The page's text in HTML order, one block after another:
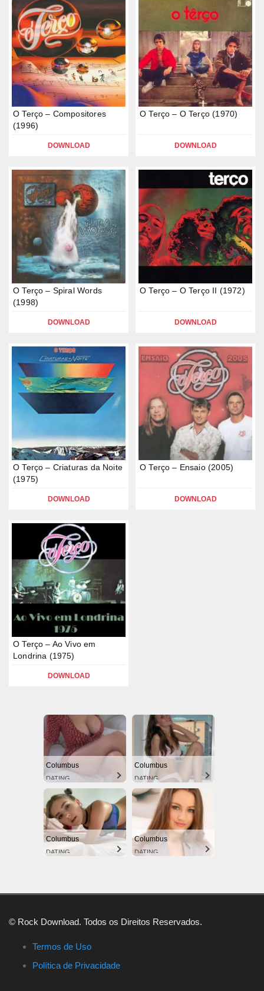
O Terço – Compositores
(1996)
DOWNLOAD
O Terço – O Terço (1970)
DOWNLOAD
O Terço – Spiral Words
(1998)
DOWNLOAD
O Terço – O Terço II (1972)
DOWNLOAD
O Terço – Criaturas da Noite
(1975)
DOWNLOAD
O Terço – Ensaio (2005)
DOWNLOAD
O Terço – Ao Vivo em
Londrina (1975)
DOWNLOAD
Columbus
DATING
Columbus
DATING
Columbus
DATING
Columbus
DATING
© Rock Download. Todos os Direitos Reservados.
Termos de Uso
Política de Privacidade